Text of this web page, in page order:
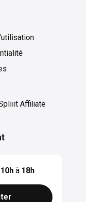
Affiliate
10hà 18h